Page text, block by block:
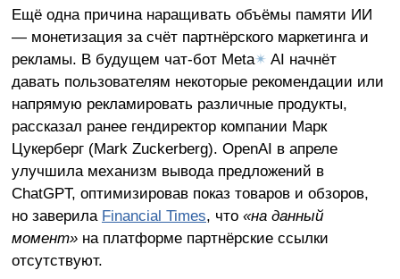
Ещё одна причина наращивать объёмы памяти ИИ
— монетизация за счёт партнёрского маркетинга и
рекламы. В будущем чат-бот Meta✴ AI начнёт
давать пользователям некоторые рекомендации или
напрямую рекламировать различные продукты,
рассказал ранее гендиректор компании Марк
Цукерберг (Mark Zuckerberg). OpenAI в апреле
улучшила механизм вывода предложений в
ChatGPT, оптимизировав показ товаров и обзоров,
но заверила Financial Times, что «на данный
момент»на платформе партнёрские ссылки
отсутствуют.